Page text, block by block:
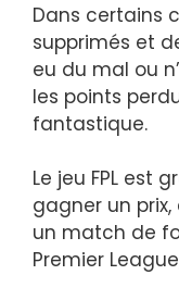
Dans certains
supprimés et
eu du mal ou
les points
fantastique.
Le jeu FPL est
gagner un
un match de
Premier